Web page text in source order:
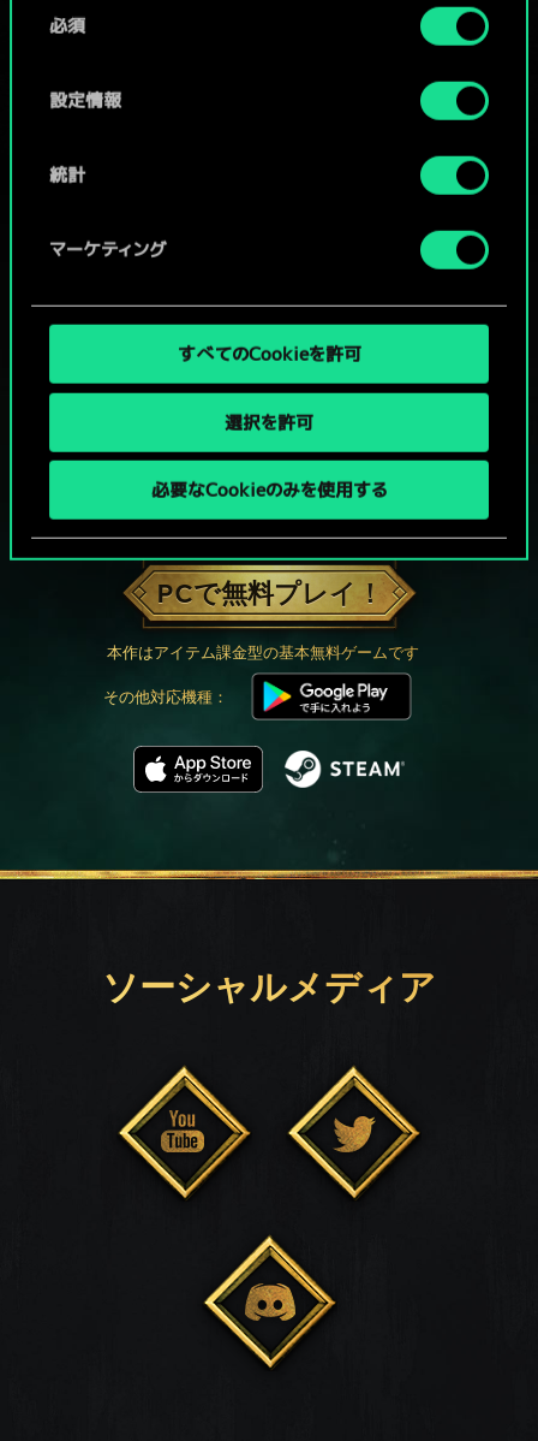
詳細は、下記の「設定」メニューでご確認ください。
必須
設定情報
統計
マーケティング
すべてのCookieを許可
選択を許可
必要なCookieのみを使用する
グウェントでひと勝負といかない
か？
PCで無料プレイ！
本作はアイテム課金型の基本無料ゲームです
その他対応機種：
ソーシャルメディア